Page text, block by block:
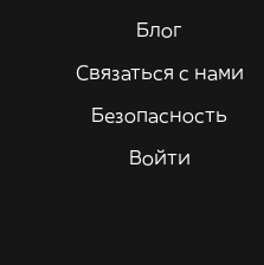
Блог
Связаться с нами
Безопасность
Войти